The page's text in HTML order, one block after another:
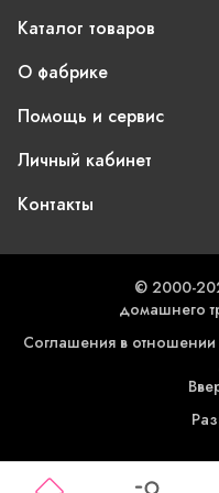
Каталог товаров
О фабрике
Помощь и сервис
Личный кабинет
Контакты
© 2000-
домашнего
Соглашения в отношении